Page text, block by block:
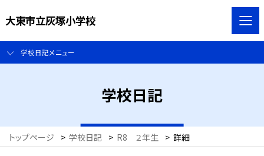
大東市立灰塚小学校
学校日記メニュー
学校日記
トップページ > 学校日記 > R8 ２年生 > 詳細